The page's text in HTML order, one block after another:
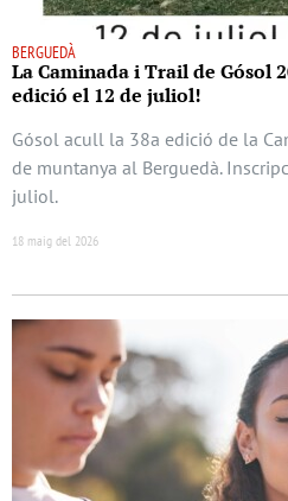
BERGUEDÀ
La Caminada i Trail de Gósol
edició el 12 de juliol!
Gósol acull la 38a edició de la
de muntanya al Berguedà.
juliol.
18 maig del 2026